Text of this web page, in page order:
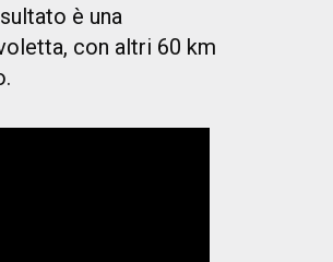
è una
con altri 60 km